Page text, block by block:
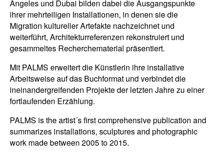
Angeles und Dubai bilden dabei die Ausgangspunkte
ihrer mehrteiligen Installationen, in denen sie die
Migration kultureller Artefakte nachzeichnet und
weiterführt, Architekturreferenzen rekonstruiert und
gesammeltes Recherchematerial präsentiert.
Mit PALMS erweitert die Künstlerin ihre installative
Arbeitsweise auf das Buchformat und verbindet die
ineinandergreifenden Projekte der letzten Jahre zu einer
fortlaufenden Erzählung.
PALMS is the artist´s first comprehensive publication and
summarizes installations, sculptures and photographic
work made between 2005 to 2015.